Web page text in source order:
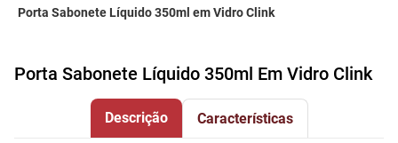
Porta Sabonete Líquido 350ml em Vidro Clink
Porta Sabonete Líquido 350ml Em Vidro Clink
Descrição Características